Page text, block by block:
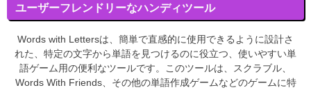
ユーザーフレンドリーなハンディツール
Words with Lettersは、簡単で直感的に使用できるように設計さ
れた、特定の文字から単語を見つけるのに役立つ、使いやすい単
語ゲーム用の便利なツールです。このツールは、スクラブル、
Words With Friends、その他の単語作成ゲームなどのゲームに特